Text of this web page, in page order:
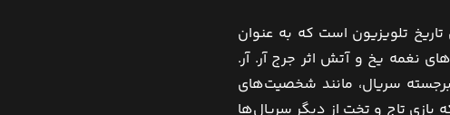
تلویزیون است که به عنوان
نغمه یخ و آتش اثر جرج آر. آر.
سریال، مانند شخصیت‌های
بازی تاج و تخت از دیگر سریال‌ها